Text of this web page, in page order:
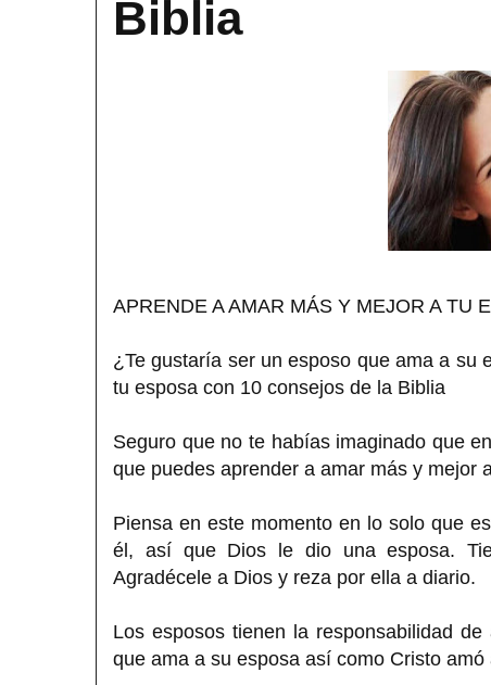
Biblia
APRENDE A AMAR MÁS Y MEJOR A TU
¿Te gustaría ser un esposo que ama a su
tu esposa con 10 consejos de la Biblia
Seguro que no te habías imaginado que
que puedes aprender a amar más y mejor
Piensa en este momento en lo solo que
él, así que Dios le dio una esposa.
Agradécele a Dios y reza por ella a diario.
Los esposos tienen la responsabilidad
que ama a su esposa así como Cristo